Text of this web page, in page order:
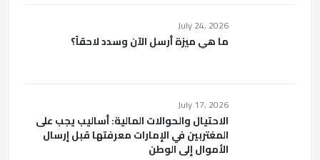
July 24, 2026
ما هي ميزة أرسل الآن وسدد لاحقاً؟
July 17, 2026
الاحتيال والحوالات المالية: أساليب يجب على
المغتربين في الإمارات معرفتها قبل إرسال
الأموال إلى الوطن